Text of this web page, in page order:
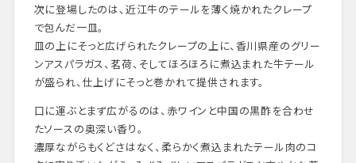
次に登場したのは、近江牛のテールを薄く焼かれたクレープ
で包んだ一皿。
皿の上にそっと広げられたクレープの上に、香川県産のグリー
ンアスパラガス、茗荷、そしてほろほろに煮込まれた牛テール
が盛られ、仕上げにそっと巻かれて提供されます。
口に運ぶとまず広がるのは、赤ワインと中国の黒酢を合わせ
たソースの奥深い香り。
濃厚ながらもくどさはなく、柔らかく煮込まれたテール肉のコ